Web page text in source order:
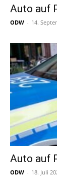
Auto auf
ODW - 14.
Auto auf
ODW - 18. Juli